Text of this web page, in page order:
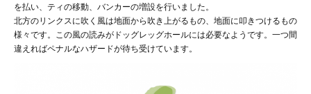
を払い、ティの移動、バンカーの増設を行いました。
北方のリンクスに吹く風は地面から吹き上がるもの、地面に叩きつけるもの
様々です。この風の読みがドッグレッグホールには必要なようです。一つ間
違えればペナルなハザードが待ち受けています。